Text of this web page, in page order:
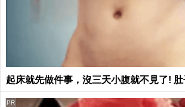
起床就先做件事，沒三天小腹就不見了! 肚
PR